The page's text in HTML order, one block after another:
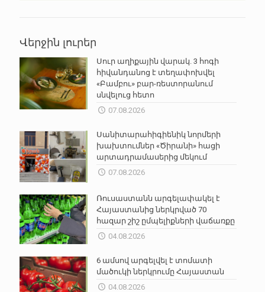
Վերջին լուրեր
Սուր աղիքային վարակ. 3 հոգի
հիվանդանոց է տեղափոխվել
«Բամբու» բար-ռեստորանում
սնվելուց հետո
07.08.2026
Սանիտարահիգիենիկ նորմերի
խախտումներ «Ծիրանի» հացի
արտադրամասերից մեկում
07.08.2026
Ռուսաստանն արգելափակել է
Հայաստանից ներկրված 70
հազար շիշ ըմպելիքների վաճառքը
04.08.2026
6 ամսով արգելվել է տոմատի
մածուկի ներկրումը Հայաստան
04.08.2026